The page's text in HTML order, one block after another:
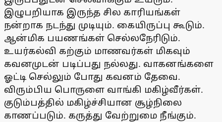
இழுபறியாக இருந்த சில காரியங்கள்
நன்றாக நடந்து முடியும். கையிருப்பு கூடும்.
ஆன்மிக பயணங்கள் செல்லநேரிடும்.
உயர்கல்வி கற்கும் மாணவர்கள் மிகவும்
கவனமுடன் படிப்பது நல்லது. வாகனங்களை
ஓட்டி செல்லும் போது கவனம் தேவை.
விரும்பிய பொருளை வாங்கி மகிழ்வீர்கள்.
குடும்பத்தில் மகிழ்ச்சியான சூழ்நிலை
காணப்படும். கருத்து வேற்றுமை நீங்கும்.